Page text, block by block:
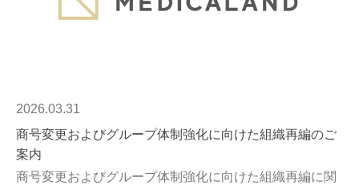
2026.03.31
商号変更およびグループ体制強化に向けた組織再編のご
案内
商号変更およびグループ体制強化に向けた組織再編に関